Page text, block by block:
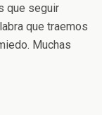
que seguir
que traemos
Muchas